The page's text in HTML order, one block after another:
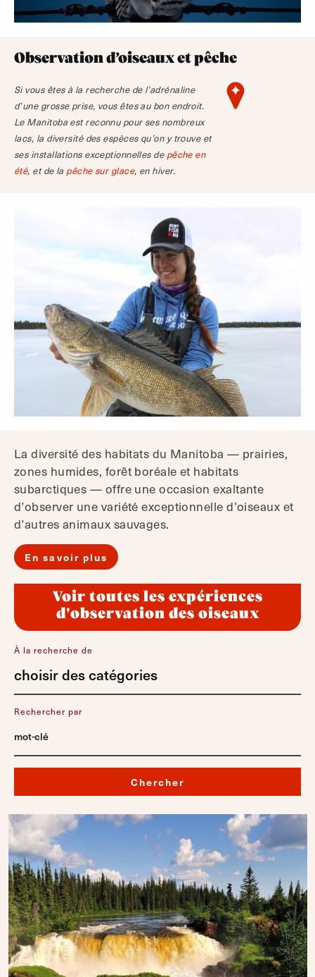
Observation d’oiseaux et pêche
Si vous êtes à la recherche de l’adrénaline
d’une grosse prise, vous êtes au bon endroit.
Le Manitoba est reconnu pour ses nombreux
lacs, la diversité des espèces qu’on y trouve et
ses installations exceptionnelles de pêche en
été, et de la pêche sur glace, en hiver.
La diversité des habitats du Manitoba — prairies,
zones humides, forêt boréale et habitats
subarctiques — offre une occasion exaltante
d’observer une variété exceptionnelle d’oiseaux et
d’autres animaux sauvages.
En savoir plus
Voir toutes les expériences
d'observation des oiseaux
À la recherche de
choisir des catégories
Rechercher par
Chercher